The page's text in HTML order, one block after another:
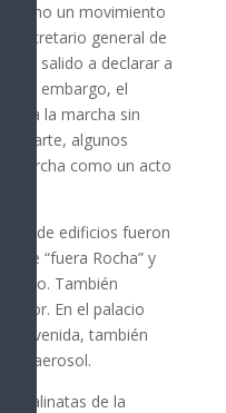
como un movimiento
secretario general de
ha salido a declarar a
Sin embargo, el
la marcha sin
parte, algunos
marcha como un acto
de edificios fueron
de “fuera Rocha” y
También
En el palacio
avenida, también
aerosol.
escalinatas de la